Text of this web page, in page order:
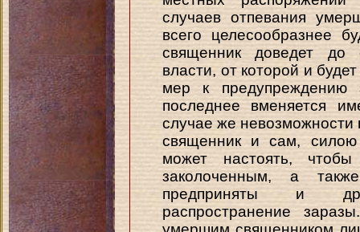
случаев отпевания
всего целесообразнее
священник доведет до
власти, от которой и
мер к предупреждению
последнее вменяется
случае же невозможности
священник и сам, силою
может настоять,
заколоченным, а
предприняты и
распространение